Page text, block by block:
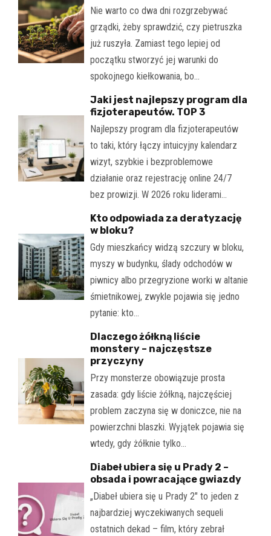
Nie warto co dwa dni rozgrzebywać
grządki, żeby sprawdzić, czy pietruszka
już ruszyła. Zamiast tego lepiej od
początku stworzyć jej warunki do
spokojnego kiełkowania, bo…
Jaki jest najlepszy program dla
fizjoterapeutów. TOP 3
Najlepszy program dla fizjoterapeutów
to taki, który łączy intuicyjny kalendarz
wizyt, szybkie i bezproblemowe
działanie oraz rejestrację online 24/7
bez prowizji. W 2026 roku liderami…
Kto odpowiada za deratyzację
w bloku?
Gdy mieszkańcy widzą szczury w bloku,
myszy w budynku, ślady odchodów w
piwnicy albo przegryzione worki w altanie
śmietnikowej, zwykle pojawia się jedno
pytanie: kto…
Dlaczego żółkną liście
monstery – najczęstsze
przyczyny
Przy monsterze obowiązuje prosta
zasada: gdy liście żółkną, najczęściej
problem zaczyna się w doniczce, nie na
powierzchni blaszki. Wyjątek pojawia się
wtedy, gdy żółknie tylko…
Diabeł ubiera się u Prady 2 –
obsada i powracające gwiazdy
„Diabeł ubiera się u Prady 2" to jeden z
najbardziej wyczekiwanych sequeli
ostatnich dekad – film, który zebrał